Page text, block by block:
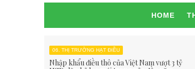
HOME
06. THỊ TRƯỜNG HẠT ĐIỀU
Nhập khẩu điều thô của Việt Nam vượt 3 tỷ